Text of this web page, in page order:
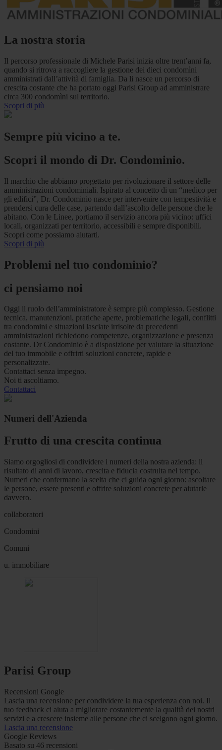
La nostra storia
Il percorso professionale di Michele Parisi inizia oltre trent’anni fa,
quando si ritrova a raccogliere la gestione dei dieci condomìni
amministrati dall’attività di famiglia. Da li nasce un percorso di
crescita costante che ha portato oggi Parisi Group ad amministrare
circa 300 condomìni sul territorio.
Scopri di più
Sempre più vicino a te.
Scopri il mondo di Dr. Condominio.
Il marchio che abbiamo progettato per rivoluzionare il settore delle
amministrazioni condominiali. Ispirato al concetto di un “medico per
gli edifici”, Dr. Condominio nasce per intervenire con tempestività e
prendersi cura delle case, partendo dall’ascolto delle persone che le
abitano. Con le Linee, portiamo il servizio ancora più vicino: uffici
locali, organizzati per territorio, accessibili e sempre disponibili.
Scopri come possiamo aiutarti.
Scopri di più
Problemi nel tuo condominio?
ci pensiamo noi
Oggi il ruolo dell’amministratore è sempre più complesso. Gestione
tecnica, manutenzioni, pratiche aperte, problematiche legali, conflitti
tra condomini e situazioni lasciate irrisolte da precedenti
amministrazioni richiedono competenze, organizzazione e presenza
costante. Dr Condominio è a disposizione per valutare la situazione
del tuo immobile e offrirti soluzioni concrete, rapide e
personalizzate.
Contattaci senza impegno.
Noi ti ascoltiamo.
Contattaci
Numeri dell'Azienda
Frutto di una crescita continua
Siamo orgogliosi di condividere i numeri della nostra azienda: il
risultato di anni di lavoro, crescita e fiducia costruita nel tempo.
Numeri che confermano la scelta che ci guida ogni giorno: ascoltare
le persone, essere presenti e offrire soluzioni concrete per aiutarle
davvero.
collaboratori
Condomini
Comuni
u. immobiliare
Parisi Group
Recensioni Google
Lascia una recensione per condividere la tua esperienza con noi. Il
tuo feedback ci aiuta a migliorare costantemente la qualità dei nostri
servizi e a crescere insieme alle persone che ci scelgono ogni giorno.
Lascia una recensione
Google Reviews
Basato su 46 recensioni